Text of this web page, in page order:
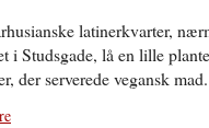
latinerkvarter,
i Studsgade, lå en lille
der serverede vegansk